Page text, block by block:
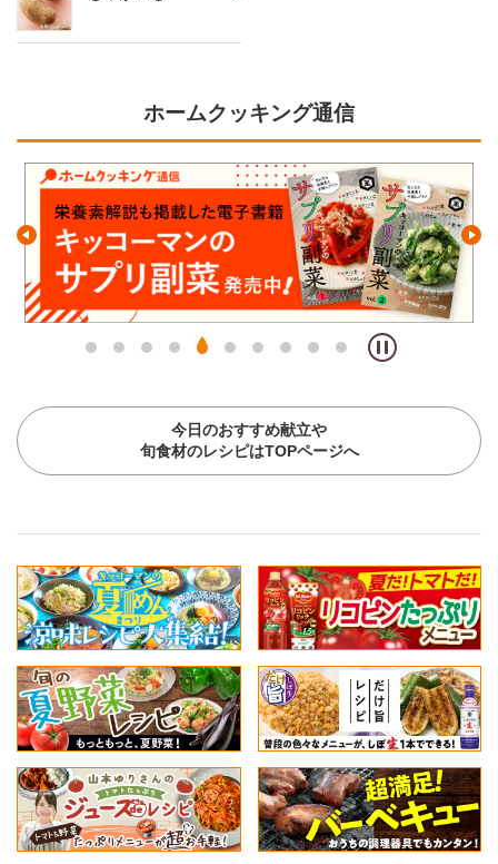
ホームクッキング通信
今日のおすすめ献立や
旬食材のレシピはTOPページへ